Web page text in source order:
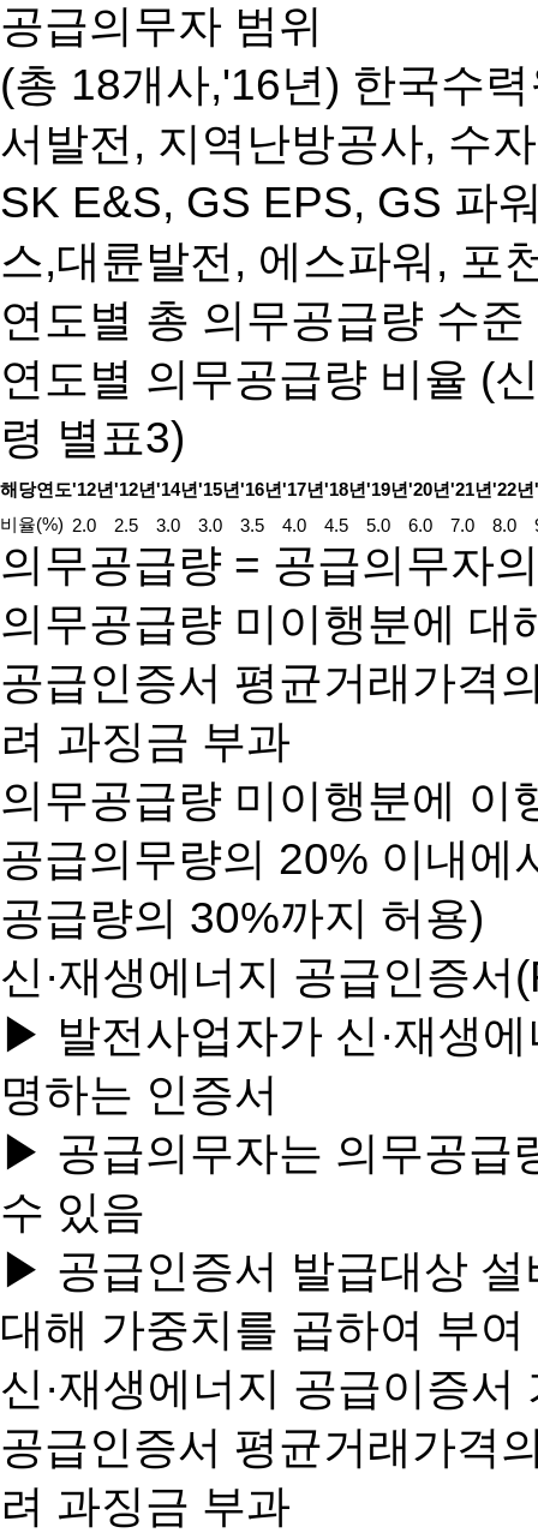
공급의무자 범위
(총 18개사,'16년) 한국수
서발전, 지역난방공사, 수
SK E&S, GS EPS, GS 파
스,대륜발전, 에스파워, 포
연도별 총 의무공급량 수준
연도별 의무공급량 비율 (
령 별표3)
해당연도'12년'12년'14년'15년'16년'17년'18년'19년'20년'21년'22년
비율(%) 2.0 2.5 3.0 3.0 3.5 4.0 4.5 5.0 6.0 7.0 8.0
의무공급량 = 공급의무자
의무공급량 미이행분에 대
공급인증서 평균거래가격
려 과징금 부과
의무공급량 미이행분에 이
공급의무량의 20% 이내에
공급량의 30%까지 허용)
신·재생에너지 공급인증
▶ 발전사업자가 신·재생
명하는 인증서
▶ 공급의무자는 의무공급
수 있음
▶ 공급인증서 발급대상 설
대해 가중치를 곱하여 부여
신·재생에너지 공급이증서
공급인증서 평균거래가격
려 과징금 부과